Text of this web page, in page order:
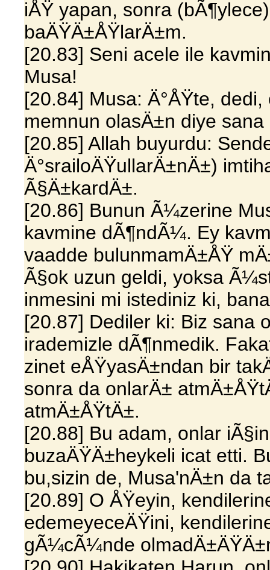
iÅŸ yapan, sonra
baÄŸÄ±ÅŸlarÄ±m.
[20.83] Seni acele ile
Musa!
[20.84] Musa: Ä°ÅŸte,
memnun olasÄ±n diye
[20.85] Allah buyurdu:
Ä°srailoÄŸullarÄ±nÄ±)
Ã§Ä±kardÄ±.
[20.86] Bunun Ã¼zerine
kavmine dÃ¶ndÃ¼. Ey
vaadde bulunmamÄ±ÅŸ
Ã§ok uzun geldi, yoksa
inmesini mi istediniz ki,
[20.87] Dediler ki: Biz sana
irademizle dÃ¶nmedik.
zinet eÅŸyasÄ±ndan bir
sonra da onlarÄ±
atmÄ±ÅŸtÄ±.
[20.88] Bu adam, onlar
buzaÄŸÄ±heykeli icat etti.
bu,sizin de, Musa'nÄ±n da
[20.89] O ÅŸeyin,
edemeyeceÄŸini,
gÃ¼cÃ¼nde